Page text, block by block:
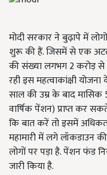
मोदी सरकार ने बुढ़ापे में
शुरू की हैं. जिसमें से एक
की संख्या लगभग 2 करोड़ से
रही इस महत्वाकांक्षी
साल की उम्र के बाद
वार्षिक पेंशन) प्राप्त कर
कि बात करें तो इसमें
महामारी में लगे लॉकडाउन
लोगों पर पड़ा है. पेंशन फंड
जारी किया है.